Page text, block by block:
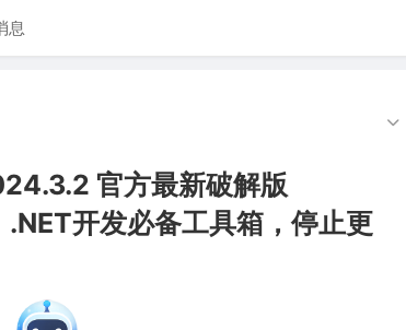
息
官方最新破解版
开发必备工具箱，停止更